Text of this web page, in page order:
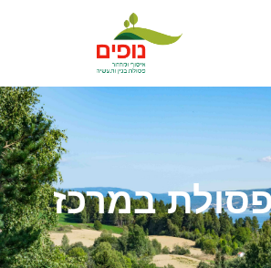
פסולת במרכז